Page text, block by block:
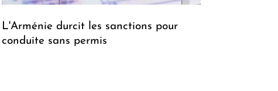
L'Arménie durcit les sanctions pour
conduite sans permis